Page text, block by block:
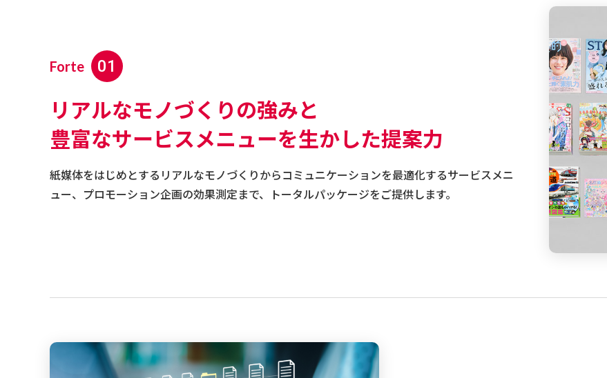
Forte 01
リアルなモノづくりの強みと
豊富なサービスメニューを生かした提案力
紙媒体をはじめとするリアルなモノづくりからコミュニケーションを最適化するサービスメニ
ュー、プロモーション企画の効果測定まで、トータルパッケージをご提供します。